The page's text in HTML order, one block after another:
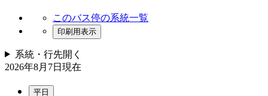
このバス停の系統一覧
印刷用表示
系統・行先開く
2026年8月7日 現在
平日